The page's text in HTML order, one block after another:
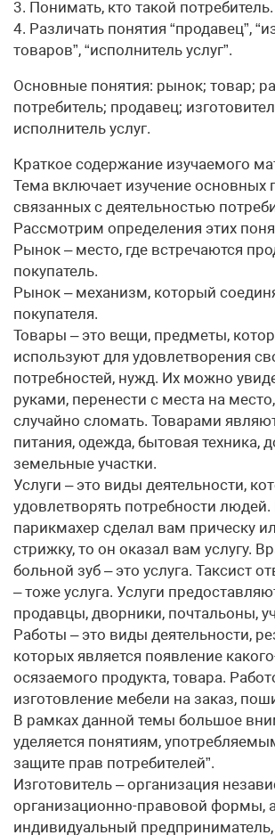
3. Понимать, кто такой потребитель.
4. Различать понятия “продавец”,
товаров”, “исполнитель услуг”.
Основные понятия: рынок; товар;
потребитель; продавец;
исполнитель услуг.
Краткое содержание изучаемого
Тема включает изучение основных
связанных с деятельностью
Рассмотрим определения этих
Рынок – место, где встречаются
покупатель.
Рынок – механизм, который
покупателя.
Товары – это вещи, предметы,
используют для удовлетворения
потребностей, нужд. Их можно
руками, перенести с места на
случайно сломать. Товарами
питания, одежда, бытовая техника,
земельные участки.
Услуги – это виды деятельности,
удовлетворять потребности людей.
парикмахер сделал вам прическу
стрижку, то он оказал вам услугу.
больной зуб – это услуга. Таксист
– тоже услуга. Услуги
продавцы, дворники, почтальоны,
Работы – это виды деятельности,
которых является появление
осязаемого продукта, товара.
изготовление мебели на заказ,
В рамках данной темы большое
уделяется понятиям,
защите прав потребителей”.
Изготовитель – организация
организационно-правовой формы,
индивидуальный